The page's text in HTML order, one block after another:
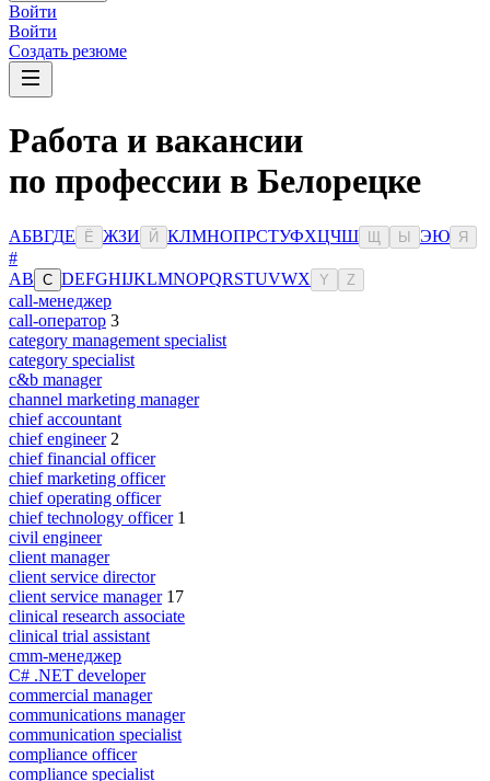
Войти
Войти
Создать резюме
Работа и вакансии
по профессии в Белорецке
АБВГДЕ Ё ЖЗИ Й КЛМНОПРСТУФХЦЧШ Ы ЭЮ Я
#
AB C DEFGHIJKLMNOPQRSTUVWX Y Z
call-менеджер
call-оператор 3
category management specialist
category specialist
c&b manager
channel marketing manager
chief accountant
chief engineer 2
chief financial officer
chief marketing officer
chief operating officer
chief technology officer 1
civil engineer
client manager
client service director
client service manager 17
clinical research associate
clinical trial assistant
cmm-менеджер
C# .NET developer
commercial manager
communications manager
communication specialist
compliance officer
compliance specialist